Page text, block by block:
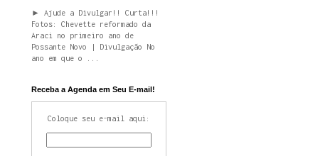
► Ajude a Divulgar!! Curta!!!
Fotos: Chevette reformado da
Araci no primeiro ano de
Possante Novo | Divulgação No
ano em que o ...
Receba a Agenda em Seu E-mail!
Coloque seu e-mail aqui: